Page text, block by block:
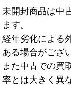
未開封商品は中
ます。
経年劣化による
ある場合がござ
また中古での買
率とは大きく異